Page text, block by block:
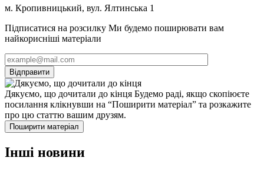
м. Кропивницький, вул. Ялтинська 1
Підписатися на розсилку Ми будемо поширювати вам
найкорисніші матеріали
Дякуємо, що дочитали до кінця Будемо раді, якщо скопіюєте
посилання клікнувши на “Поширити матеріал” та розкажите
про цю статтю вашим друзям.
Поширити матеріал
Інші новини